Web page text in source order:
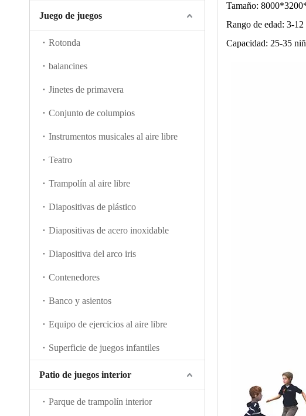
Juego de juegos
Rotonda
balancines
Jinetes de primavera
Conjunto de columpios
Instrumentos musicales al aire libre
Teatro
Trampolín al aire libre
Diapositivas de plástico
Diapositivas de acero inoxidable
Diapositiva del arco iris
Contenedores
Banco y asientos
Equipo de ejercicios al aire libre
Superficie de juegos infantiles
Patio de juegos interior
Parque de trampolín interior
Tamaño:
Rango de edad: 3-12
Capacidad: 25-35